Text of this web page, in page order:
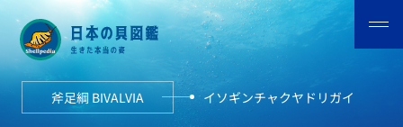
斧足綱 BIVALVIA イソギンチャクヤドリガイ